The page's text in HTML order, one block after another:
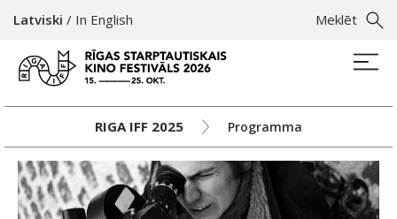
Meklēt
Latviski / In English
RIGA IFF 2025 Programma